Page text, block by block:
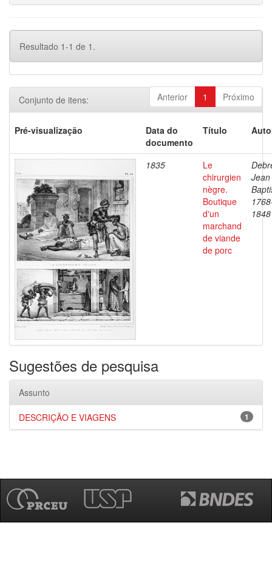
Resultado 1-1 de 1.
Anterior 1 Próximo
Conjunto de itens:
Pré-visualização
Data do
documento
Título
1835
Le
chirurgien
nègre.
Boutique
d'un
marchand
de viande
de porc
Jean
1848
Sugestões de pesquisa
Assunto
1
DESCRIÇÃO E VIAGENS